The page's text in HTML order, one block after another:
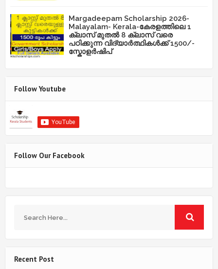
Margadeepam Scholarship 2026-
Malayalam- Kerala-കേരളത്തിലെ 1
ക്ലാസ് മുതൽ 8 ക്ലാസ് വരെ
പഠിക്കുന്ന വിദ്യാർത്ഥികൾക്ക് 1500/-
സ്കോളർഷിപ്
Follow Youtube
Follow Our Facebook
Recent Post